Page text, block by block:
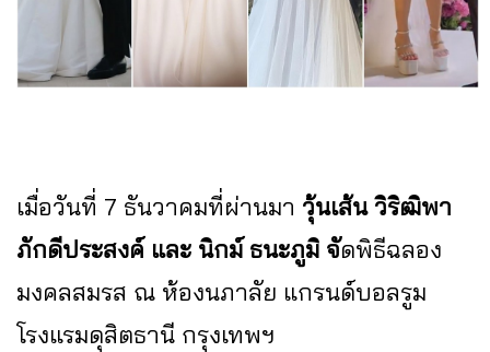
เมื่อวันที่ 7 ธันวาคมที่ผ่านมา วุ้นเส้น วิริฒิพา
ภักดีประสงค์ และ นิกม์ ธนะภูมิ จัดพิธีฉลอง
มงคลสมรส ณ ห้องนภาลัย แกรนด์บอลรูม
โรงแรมดุสิตธานี กรุงเทพฯ